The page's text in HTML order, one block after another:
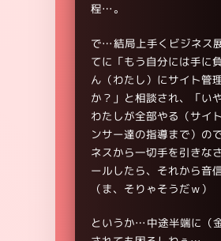
程…。
で…結局上手くビジネス
てに「もう自分には手
ん（わたし）にサイト管
か？」と相談され、「い
わたしが全部やる（サイ
ンサー達の指導まで）の
ネスから一切手を引きな
ールしたら、それから音
（ま、そりゃそうだｗ）
というか…中途半端に（